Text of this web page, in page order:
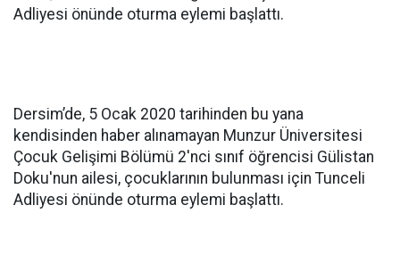
Adliyesi önünde oturma eylemi başlattı.
Dersim’de, 5 Ocak 2020 tarihinden bu yana
kendisinden haber alınamayan Munzur Üniversitesi
Çocuk Gelişimi Bölümü 2'nci sınıf öğrencisi Gülistan
Doku'nun ailesi, çocuklarının bulunması için Tunceli
Adliyesi önünde oturma eylemi başlattı.